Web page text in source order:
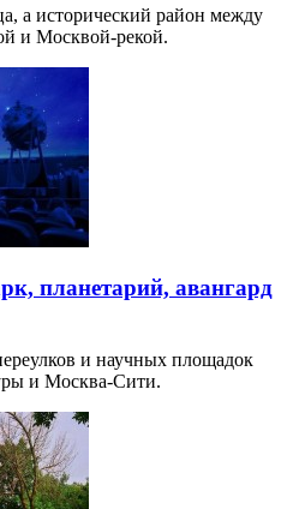
а исторический район между
и Москвой-рекой.
планетарий, авангард
и научных площадок
и Москва-Сити.